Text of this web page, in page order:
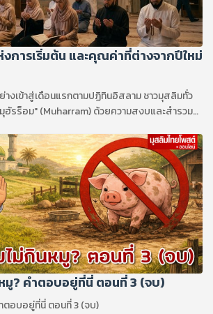
การเริ่มต้น และคุณค่าที่ต่างจากปีใหม่
างเข้าสู่เดือนแรกตามปฏิทินอิสลาม ชาวมุสลิมทั่ว
ฮัรร็อม" (Muharram) ด้วยความสงบและสำรวม
ต้องห้าม" หรือเดือนศักดิ์สิทธิ์ที่พระผู้เป็นเจ้าทรง
เพื่อให้เป็นช่วงเวลาแห่งสันติภาพและการทบทวน
มู? คำตอบอยู่ที่นี่ ตอนที่ 3 (จบ)
ตอบอยู่ที่นี่ ตอนที่ 3 (จบ)